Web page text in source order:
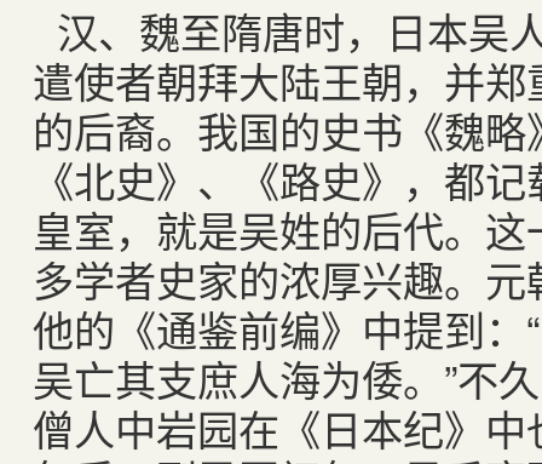
汉、魏至隋唐时，日本吴
遣使者朝拜大陆王朝，并
的后裔。我国的史书《魏
《北史》、《路史》，都
皇室，就是吴姓的后代。
多学者史家的浓厚兴趣。
他的《通鉴前编》中提到
吴亡其支庶人海为倭。”不
僧人中岩园在《日本纪》